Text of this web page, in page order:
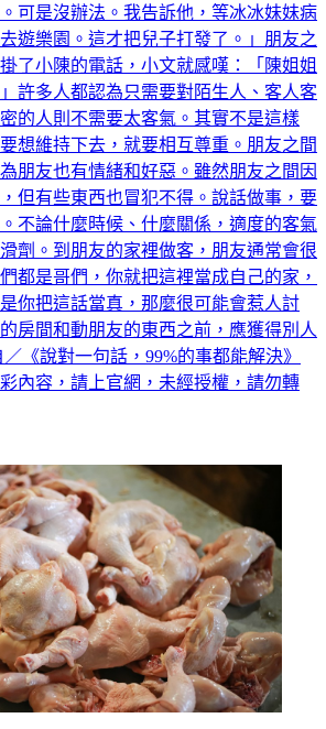
可是沒辦法。我告訴他，等冰冰妹妹病
遊樂園。這才把兒子打發了。」朋友之
了小陳的電話，小文就感嘆：「陳姐姐
許多人都認為只需要對陌生人、客人客
的人則不需要太客氣。其實不是這樣
想維持下去，就要相互尊重。朋友之間
朋友也有情緒和好惡。雖然朋友之間因
但有些東西也冒犯不得。說話做事，要
不論什麼時候、什麼關係，適度的客氣
劑。到朋友的家裡做客，朋友通常會很
都是哥們，你就把這裡當成自己的家，
你把這話當真，那麼很可能會惹人討
房間和動朋友的東西之前，應獲得別人
《說對一句話，99%的事都能解決》
內容，請上官網，未經授權，請勿轉